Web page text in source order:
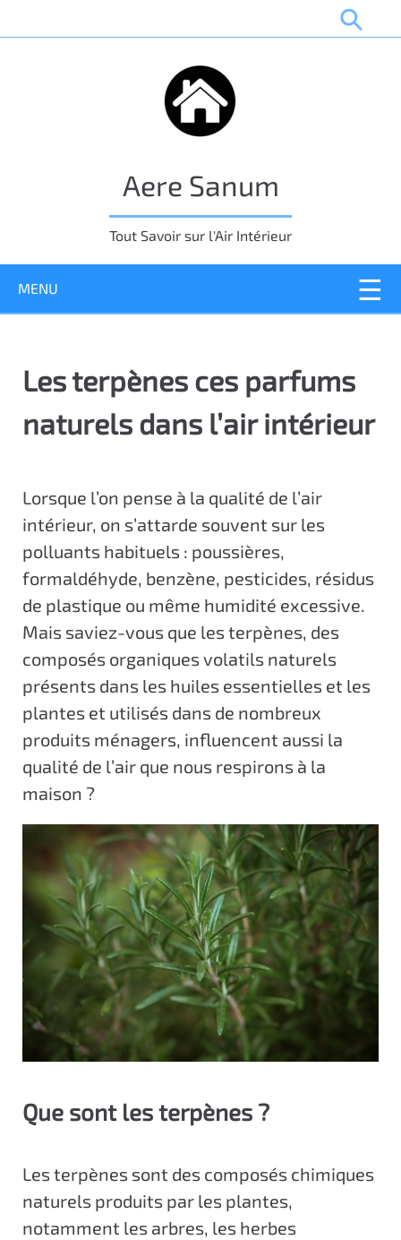
e
u
Aere Sanum
Tout Savoir sur l'Air Intérieur
MENU
Les terpènes ces parfums
naturels dans l’air intérieur
Lorsque l’on pense à la qualité de l’air
intérieur, on s’attarde souvent sur les
polluants habituels : poussières,
formaldéhyde, benzène, pesticides, résidus
de plastique ou même humidité excessive.
Mais saviez-vous que les terpènes, des
composés organiques volatils naturels
présents dans les huiles essentielles et les
plantes et utilisés dans de nombreux
produits ménagers, influencent aussi la
qualité de l’air que nous respirons à la
maison ?
Que sont les terpènes ?
Les terpènes sont des composés chimiques
naturels produits par les plantes,
notamment les arbres, les herbes